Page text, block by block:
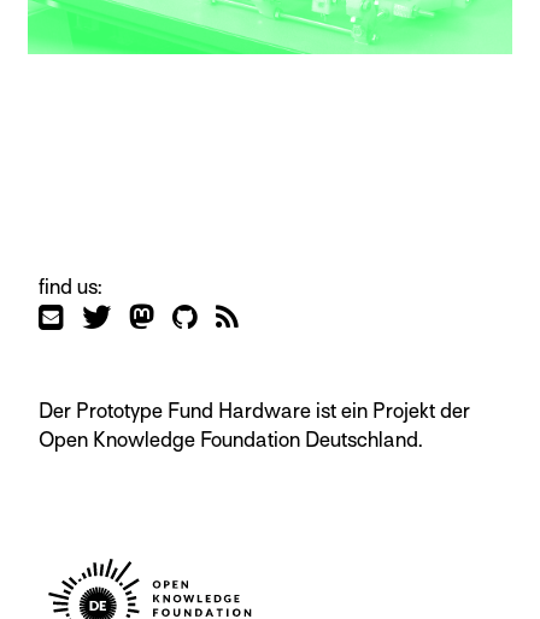
find us:
Der Prototype Fund Hardware ist ein Projekt der
Open Knowledge Foundation Deutschland.